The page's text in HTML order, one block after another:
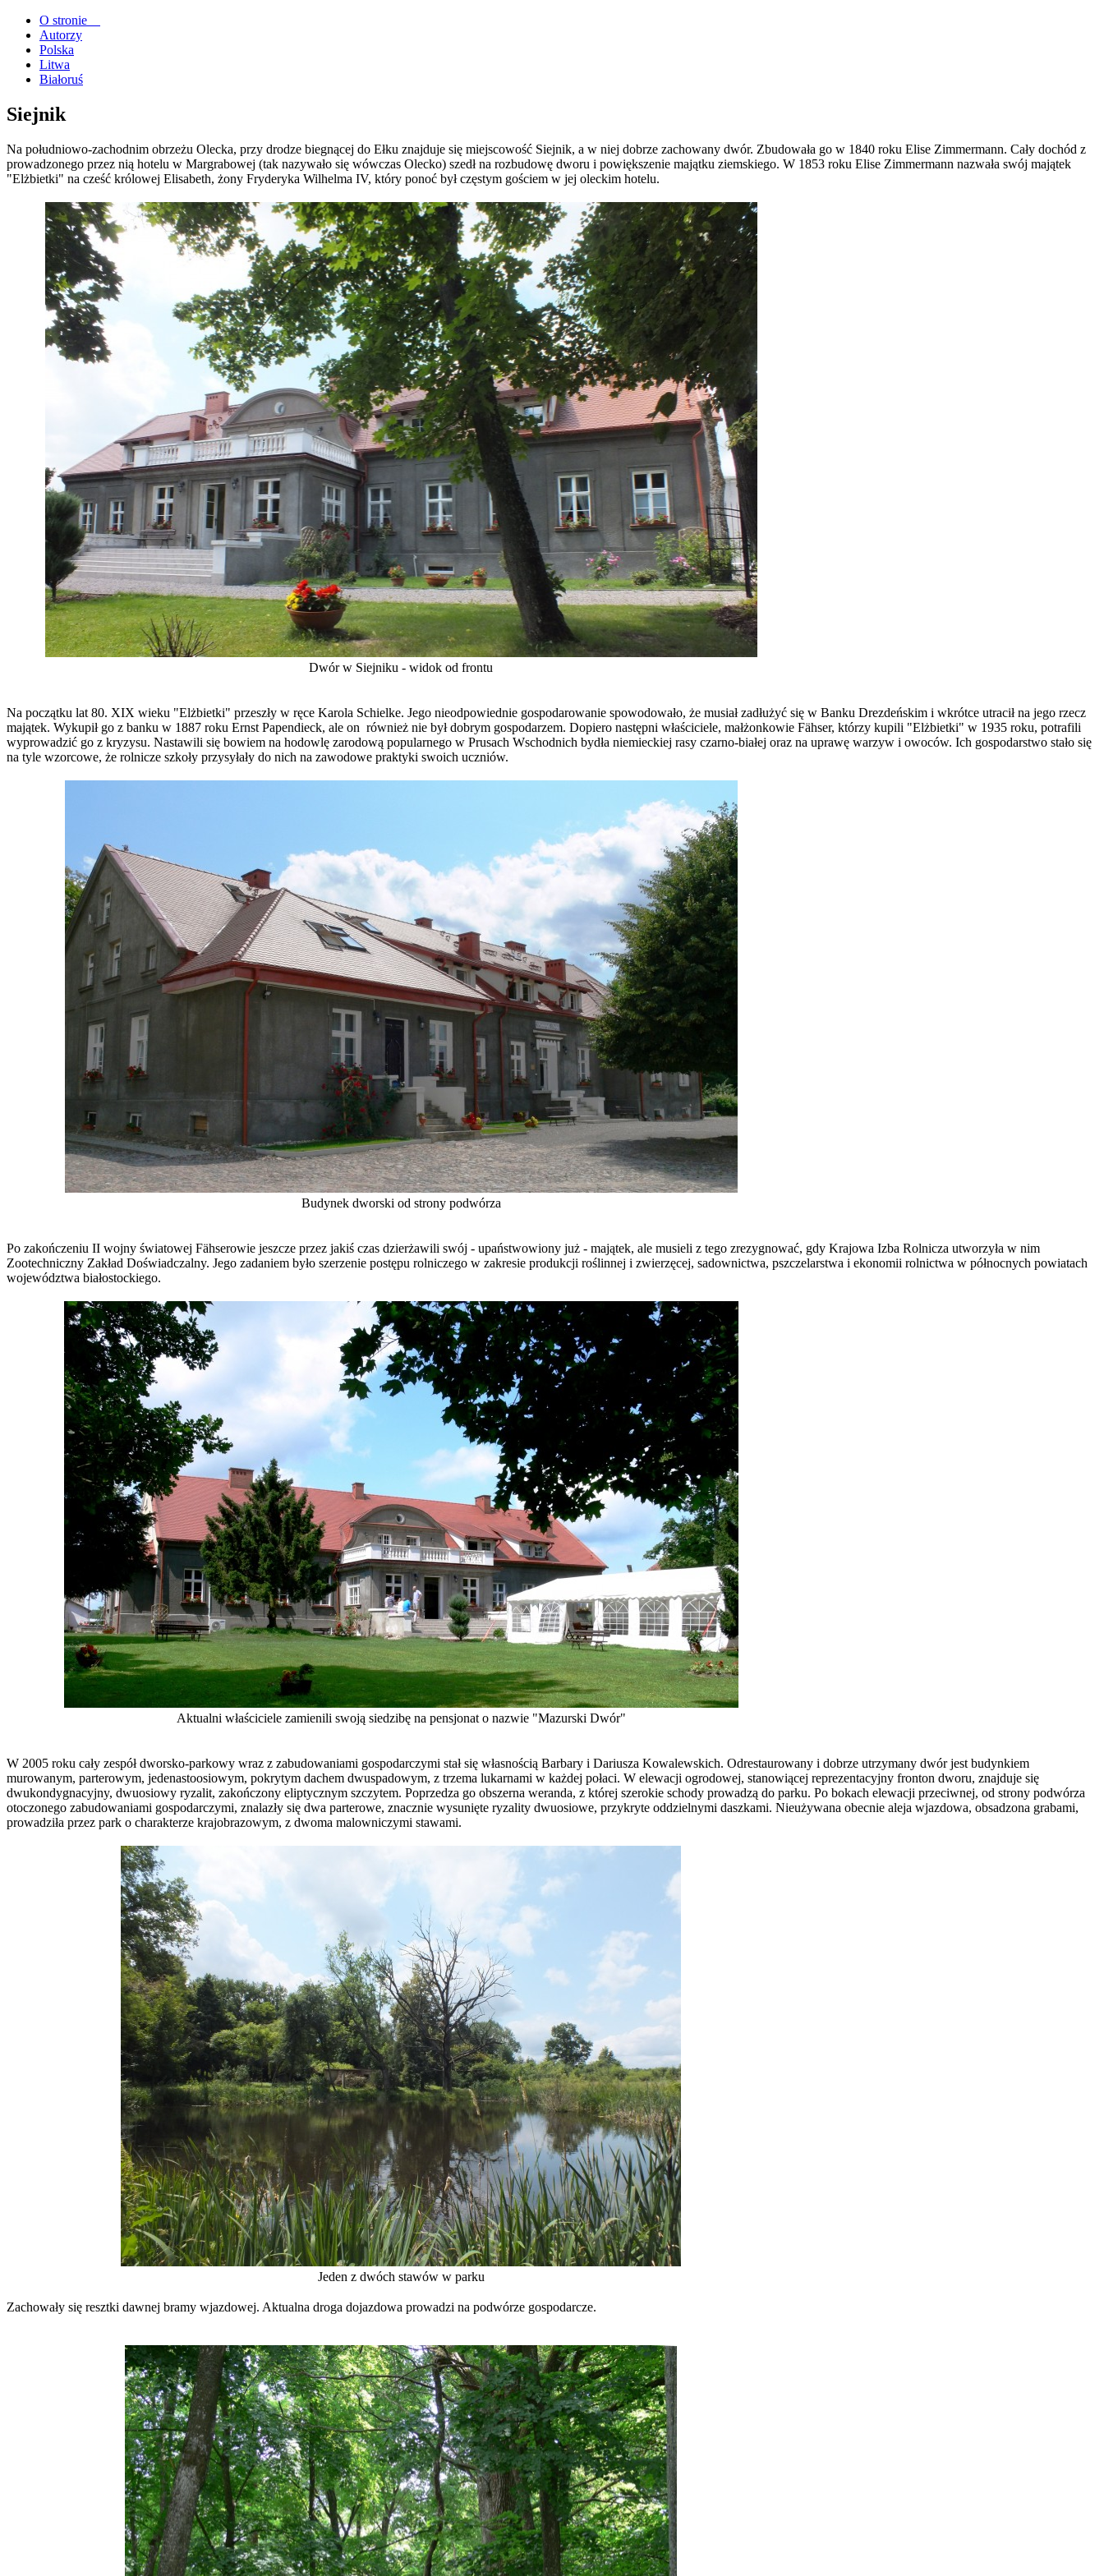
O stronie
Autorzy
Polska
Litwa
Białoruś
Siejnik
Na południowo-zachodnim obrzeżu Olecka, przy drodze biegnącej do Ełku znajduje się miejscowość Siejnik, a w niej dobrze zachowany dwór. Zbudowała go w 1840 roku Elise Zimmermann. Cały dochód z
prowadzonego przez nią hotelu w Margrabowej (tak nazywało się wówczas Olecko) szedł na rozbudowę dworu i powiększenie majątku ziemskiego. W 1853 roku Elise Zimmermann nazwała swój majątek
"Elżbietki" na cześć królowej Elisabeth, żony Fryderyka Wilhelma IV, który ponoć był częstym gościem w jej oleckim hotelu.
Dwór w Siejniku - widok od frontu
Na początku lat 80. XIX wieku "Elżbietki" przeszły w ręce Karola Schielke. Jego nieodpowiednie gospodarowanie spowodowało, że musiał zadłużyć się w Banku Drezdeńskim i wkrótce utracił na jego rzecz
majątek. Wykupił go z banku w 1887 roku Ernst Papendieck, ale on również nie był dobrym gospodarzem. Dopiero następni właściciele, małżonkowie Fähser, którzy kupili "Elżbietki" w 1935 roku, potrafili
wyprowadzić go z kryzysu. Nastawili się bowiem na hodowlę zarodową popularnego w Prusach Wschodnich bydła niemieckiej rasy czarno-białej oraz na uprawę warzyw i owoców. Ich gospodarstwo stało się
na tyle wzorcowe, że rolnicze szkoły przysyłały do nich na zawodowe praktyki swoich uczniów.
Budynek dworski od strony podwórza
Po zakończeniu II wojny światowej Fähserowie jeszcze przez jakiś czas dzierżawili swój - upaństwowiony już - majątek, ale musieli z tego zrezygnować, gdy Krajowa Izba Rolnicza utworzyła w nim
Zootechniczny Zakład Doświadczalny. Jego zadaniem było szerzenie postępu rolniczego w zakresie produkcji roślinnej i zwierzęcej, sadownictwa, pszczelarstwa i ekonomii rolnictwa w północnych powiatach
województwa białostockiego.
Aktualni właściciele zamienili swoją siedzibę na pensjonat o nazwie "Mazurski Dwór"
W 2005 roku cały zespół dworsko-parkowy wraz z zabudowaniami gospodarczymi stał się własnością Barbary i Dariusza Kowalewskich. Odrestaurowany i dobrze utrzymany dwór jest budynkiem
murowanym, parterowym, jedenastoosiowym, pokrytym dachem dwuspadowym, z trzema lukarnami w każdej połaci. W elewacji ogrodowej, stanowiącej reprezentacyjny fronton dworu, znajduje się
dwukondygnacyjny, dwuosiowy ryzalit, zakończony eliptycznym szczytem. Poprzedza go obszerna weranda, z której szerokie schody prowadzą do parku. Po bokach elewacji przeciwnej, od strony podwórza
otoczonego zabudowaniami gospodarczymi, znalazły się dwa parterowe, znacznie wysunięte ryzality dwuosiowe, przykryte oddzielnymi daszkami. Nieużywana obecnie aleja wjazdowa, obsadzona grabami,
prowadziła przez park o charakterze krajobrazowym, z dwoma malowniczymi stawami.
Jeden z dwóch stawów w parku
Zachowały się resztki dawnej bramy wjazdowej. Aktualna droga dojazdowa prowadzi na podwórze gospodarcze.